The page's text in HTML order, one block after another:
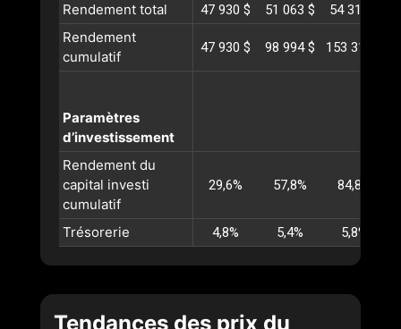
Rendement total 47 930 $ 51 063 $ 54 318 $
Rendement
cumulatif
47 930 $ 98 994 $ 153 312 $
Paramètres
d’investissement
Rendement du
capital investi
cumulatif
29,6% 57,8% 84,8%
Trésorerie 4,8% 5,4% 5,8%
Tendances des prix du